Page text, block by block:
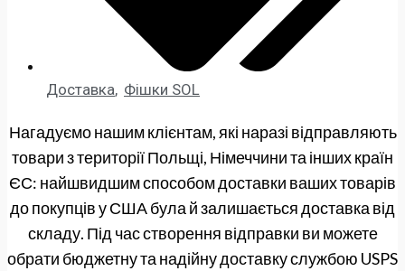
Доставка, Фішки SOL
Нагадуємо нашим клієнтам, які наразі відправляють
товари з території Польщі, Німеччини та інших країн
ЄС: найшвидшим способом доставки ваших товарів
до покупців у США була й залишається доставка від
складу. Під час створення відправки ви можете
обрати бюджетну та надійну доставку службою USPS